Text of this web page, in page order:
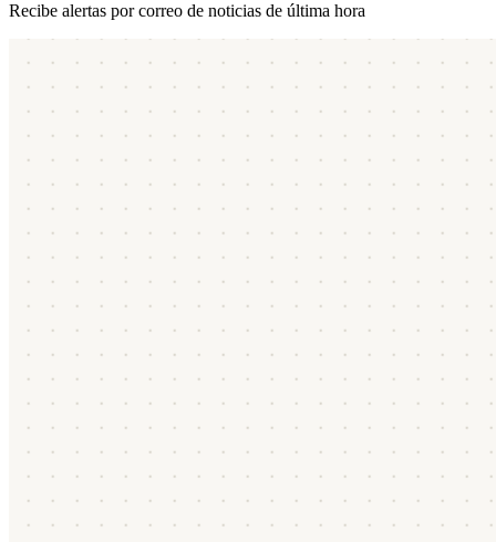
Recibe alertas por correo de noticias de última hora